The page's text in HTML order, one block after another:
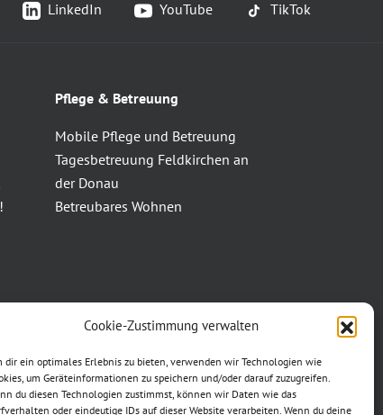
Cookie-Zustimmung verwalten
dir ein optimales Erlebnis zu bieten, verwenden wir Technologien wie
um Geräteinformationen zu speichern und/oder darauf zuzugreifen.
du diesen Technologien zustimmst, können wir Daten wie das
oder eindeutige IDs auf dieser Website verarbeiten. Wenn du deine
LinkedIn YouTube TikTok
Pflege & Betreuung
Mobile Pflege und Betreuung
Tagesbetreuung Feldkirchen an
der Donau
Betreubares Wohnen